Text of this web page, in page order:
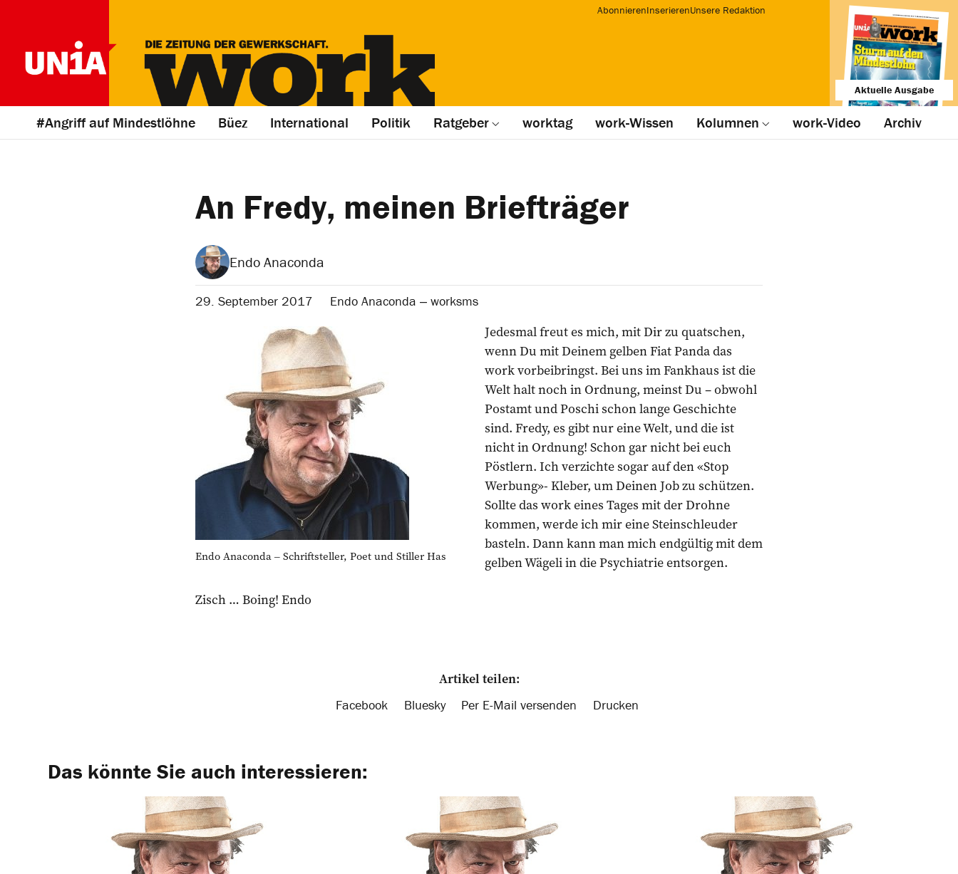
AbonnierenInserierenUnsere Redaktion
Aktuelle Ausgabe
#Angriff auf Mindestlöhne Büez International Politik Ratgeber worktag work-Wissen Kolumnen work-Video Archiv
An Fredy, meinen Briefträger
Endo Anaconda
29. September 2017 Endo Anaconda ‒ worksms
Endo Anaconda ‒ Schriftsteller, Poet und Stiller Has
Jedesmal freut es mich, mit Dir zu quatschen,
wenn Du mit Deinem gelben Fiat Panda das
work vorbeibringst. Bei uns im Fankhaus ist die
Welt halt noch in Ordnung, meinst Du – obwohl
Postamt und Poschi schon lange Geschichte
sind. Fredy, es gibt nur eine Welt, und die ist
nicht in Ordnung! Schon gar nicht bei euch
Pöstlern. Ich verzichte sogar auf den «Stop
Werbung»- Kleber, um Deinen Job zu schützen.
Sollte das work eines Tages mit der Drohne
kommen, werde ich mir eine Steinschleuder
basteln. Dann kann man mich endgültig mit dem
gelben Wägeli in die Psychiatrie entsorgen.
Zisch … Boing! Endo
Artikel teilen:
Facebook Bluesky Per E-Mail versenden Drucken
Das könnte Sie auch interessieren: